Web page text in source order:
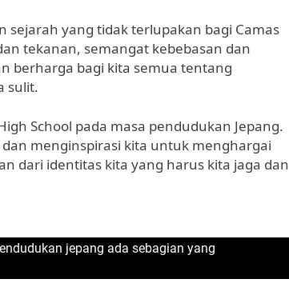
sejarah yang tidak terlupakan bagi Camas
tekanan, semangat kebebasan dan
berharga bagi kita semua tentang
sulit.
School pada masa pendudukan Jepang.
menginspirasi kita untuk menghargai
dari identitas kita yang harus kita jaga dan
jepang ada sebagian yang